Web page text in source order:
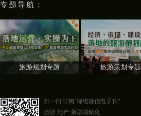
专题导航：
旅游规划专题 旅游策划专题
扫一扫 订阅"绿维微信电子刊"
旅游·地产·新型城镇化